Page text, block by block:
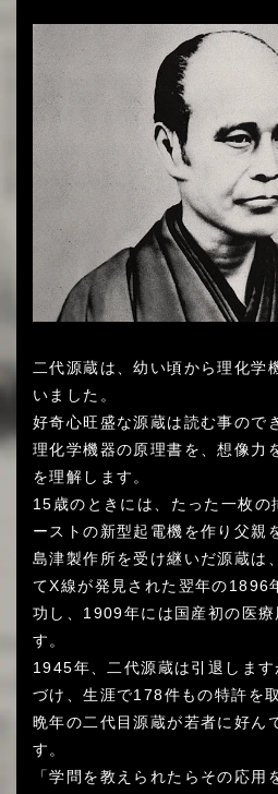
二代源蔵は、幼い頃から理化学
いました。
好奇心旺盛な源蔵は読む事ので
理化学機器の原理書を、想像力
を理解します。
15歳のときには、たった一枚の
ーストの新型起電機を作り父親
島津製作所を受け継いだ源蔵は
てX線が発見された翌年の1896
功し、1909年には国産初の医療
す。
1945年、二代源蔵は引退しま
づけ、生涯で178件もの特許を
晩年の二代目源蔵が若者に好ん
す。
「学問を教えられたらその応用